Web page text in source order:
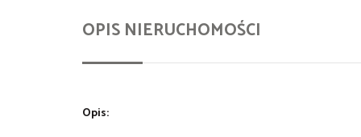
OPIS NIERUCHOMOŚCI
Opis: